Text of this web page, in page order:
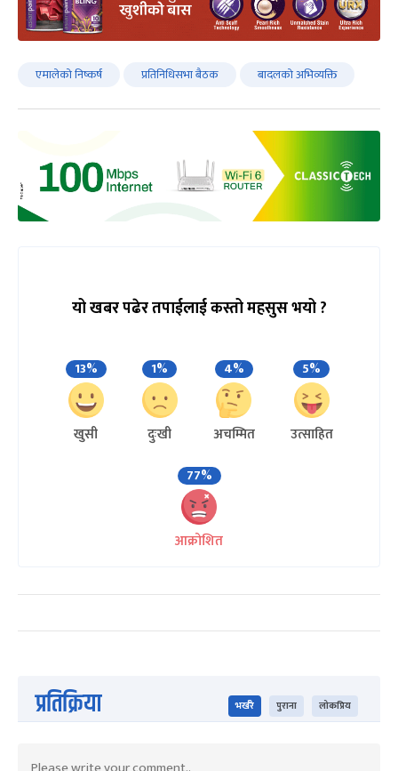
एमालेको निष्कर्ष प्रतिनिधिसभा बैठक बादलकाे अभिव्यक्ति
यो खबर पढेर तपाईलाई कस्तो महसुस भयो ?
13%
खुसी
1%
दुःखी
4%
अचम्मित
5%
उत्साहित
77%
आक्रोशित
प्रतिक्रिया भर्खरै पुराना लोकप्रिय